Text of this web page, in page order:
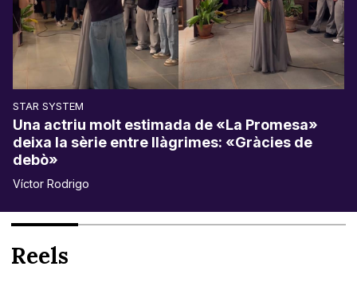
STAR SYSTEM
Una actriu molt estimada de «La Promesa»
deixa la sèrie entre llàgrimes: «Gràcies de
debò»
Víctor Rodrigo
Reels